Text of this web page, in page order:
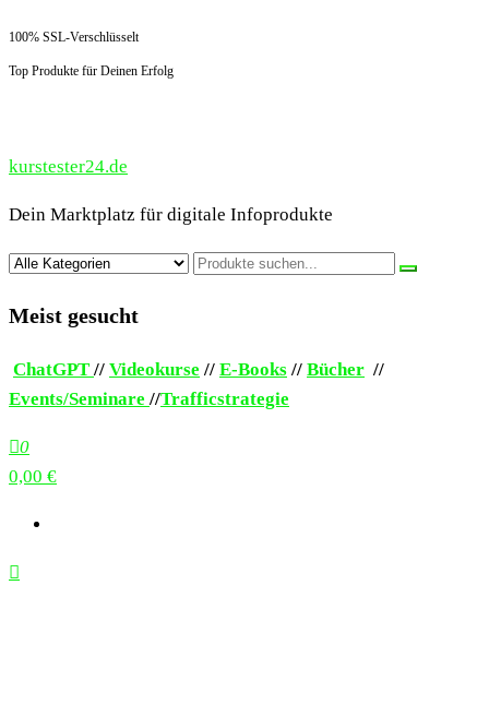
100% SSL-Verschlüsselt
Top Produkte für Deinen Erfolg
kurstester24.de
Dein Marktplatz für digitale Infoprodukte
Meist gesucht
ChatGPT // Videokurse // E-Books // Bücher //
Events/Seminare //Trafficstrategie
0
0,00 €